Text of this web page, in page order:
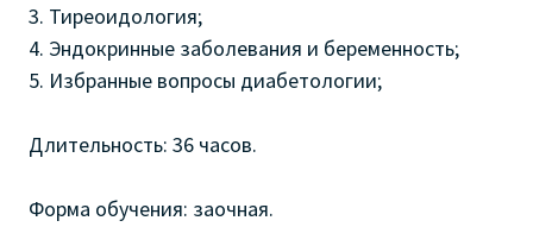
3. Тиреоидология;
4. Эндокринные заболевания и беременность;
5. Избранные вопросы диабетологии;
Длительность: 36 часов.
Форма обучения: заочная.